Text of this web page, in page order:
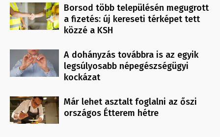
Borsod több településén megugrott
a fizetés: új kereseti térképet tett
közzé a KSH
A dohányzás továbbra is az egyik
legsúlyosabb népegészségügyi
kockázat
Már lehet asztalt foglalni az őszi
országos Étterem hétre